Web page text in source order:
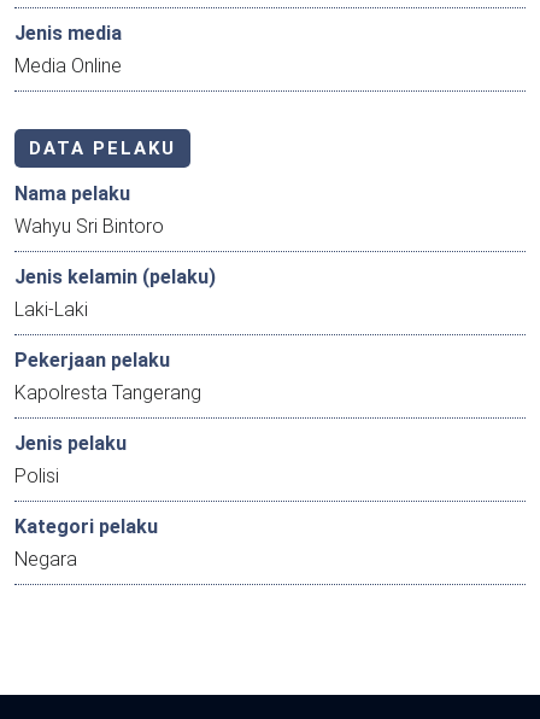
Jenis media
Media Online
DATA PELAKU
Nama pelaku
Wahyu Sri Bintoro
Jenis kelamin (pelaku)
Laki-Laki
Pekerjaan pelaku
Kapolresta Tangerang
Jenis pelaku
Polisi
Kategori pelaku
Negara